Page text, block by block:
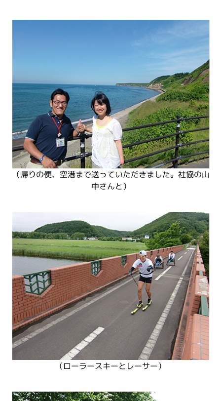
（帰りの便、空港まで送っていただきました。社協の山
中さんと）
（ローラースキーとレーサー）